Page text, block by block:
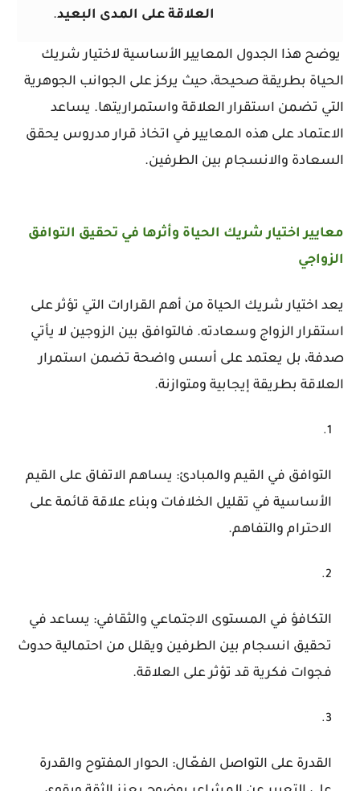
العلاقة على المدى البعيد.
يوضح هذا الجدول المعايير الأساسية لاختيار شريك
الحياة بطريقة صحيحة، حيث يركز على الجوانب الجوهرية
التي تضمن استقرار العلاقة واستمراريتها. يساعد
الاعتماد على هذه المعايير في اتخاذ قرار مدروس يحقق
السعادة والانسجام بين الطرفين.
معايير اختيار شريك الحياة وأثرها في تحقيق التوافق
الزواجي
يعد اختيار شريك الحياة من أهم القرارات التي تؤثر على
استقرار الزواج وسعادته. فالتوافق بين الزوجين لا يأتي
صدفة، بل يعتمد على أسس واضحة تضمن استمرار
العلاقة بطريقة إيجابية ومتوازنة.
التوافق في القيم والمبادئ: يساهم الاتفاق على القيم
الأساسية في تقليل الخلافات وبناء علاقة قائمة على
الاحترام والتفاهم.
التكافؤ في المستوى الاجتماعي والثقافي: يساعد في
تحقيق انسجام بين الطرفين ويقلل من احتمالية حدوث
فجوات فكرية قد تؤثر على العلاقة.
القدرة على التواصل الفعّال: الحوار المفتوح والقدرة